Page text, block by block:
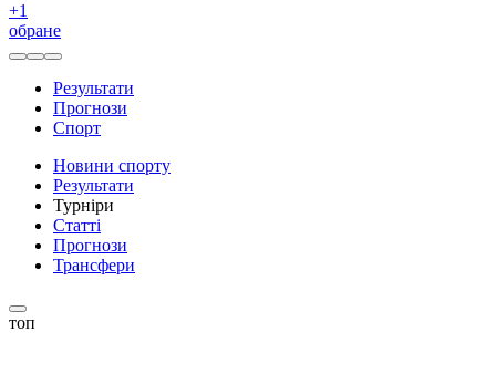
+1
обране
Результати
Прогнози
Спорт
Новини спорту
Результати
Турніри
Статті
Прогнози
Трансфери
топ